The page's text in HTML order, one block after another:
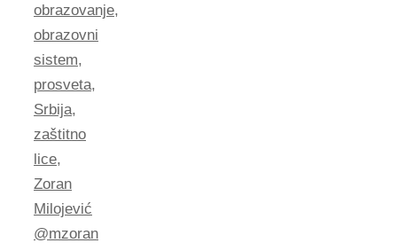
obrazovanje,
obrazovni
sistem,
prosveta,
Srbija,
zaštitno
lice,
Zoran
Milojević
@mzoran